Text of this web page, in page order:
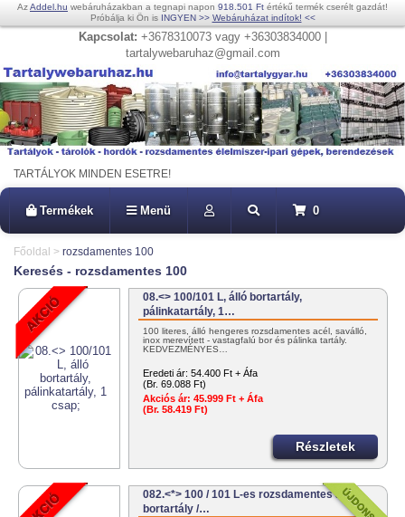
AzAddel.hu webáruházakban a tegnapi napon 918.501 Ft értékű termék cserélt gazdát!
Próbálja ki Ön is INGYEN >> Webáruházat indítok! <<
Kapcsolat: +3678310073 vagy +36303834000 |
tartalywebaruhaz@gmail.com
TARTÁLYOK MINDEN ESETRE!
Termékek Menü 0
Főoldal > rozsdamentes 100
Keresés - rozsdamentes 100
08.<> 100/101 L, álló bortartály,
pálinkatartály, 1…
100 literes, álló hengeres rozsdamentes acél, saválló,
inox merevített - vastagfalú bor és pálinka tartály.
KEDVEZMÉNYES…
Eredeti ár: 54.400 Ft + Áfa
(Br. 69.088 Ft)
Akciós ár: 45.999 Ft + Áfa
(Br. 58.419 Ft)
Részletek
082.<*> 100 / 101 L-es rozsdamentes acél
bortartály /…